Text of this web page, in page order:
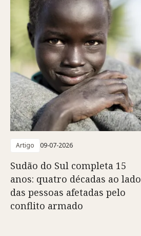
Artigo 09-07-2026
Sudão do Sul completa 15
anos: quatro décadas ao lado
das pessoas afetadas pelo
conflito armado